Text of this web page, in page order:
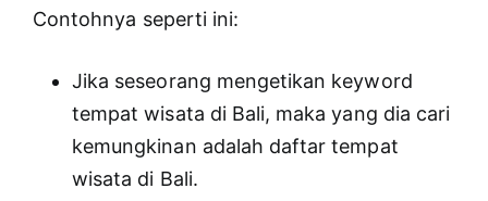
Contohnya seperti ini:
Jika seseorang mengetikan keyword
tempat wisata di Bali, maka yang dia cari
kemungkinan adalah daftar tempat
wisata di Bali.